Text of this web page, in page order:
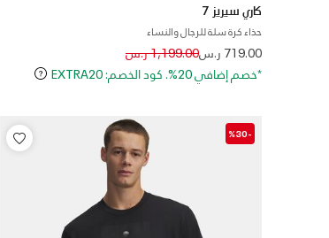
كاري سيريز 7
حذاء كرة سلة للرجال والنساء
719.00 ر.سPrice reduced from
1,199.00 ر.سto
*خصم إضافي 20%. كود الخصم: EXTRA20
-%30